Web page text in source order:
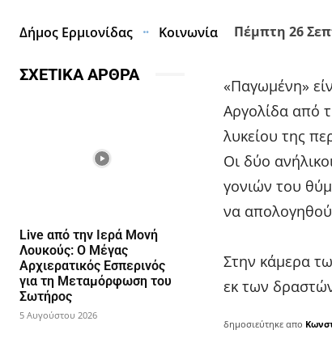
Δήμος Ερμιονίδας Κοινωνία Πέμπτη 26
ΣΧΕΤΙΚΑ ΑΡΘΡΑ
Live από την Ιερά Μονή
Λουκούς: Ο Μέγας
Αρχιερατικός Εσπερινός
για τη Μεταμόρφωση του
Σωτήρος
5 Αυγούστου 2026
«Παγωμένη»
Αργολίδα από
λυκείου της
Οι δύο
γονιών του
να
Στην κάμερα
εκ των
δημοσιεύτηκε απο